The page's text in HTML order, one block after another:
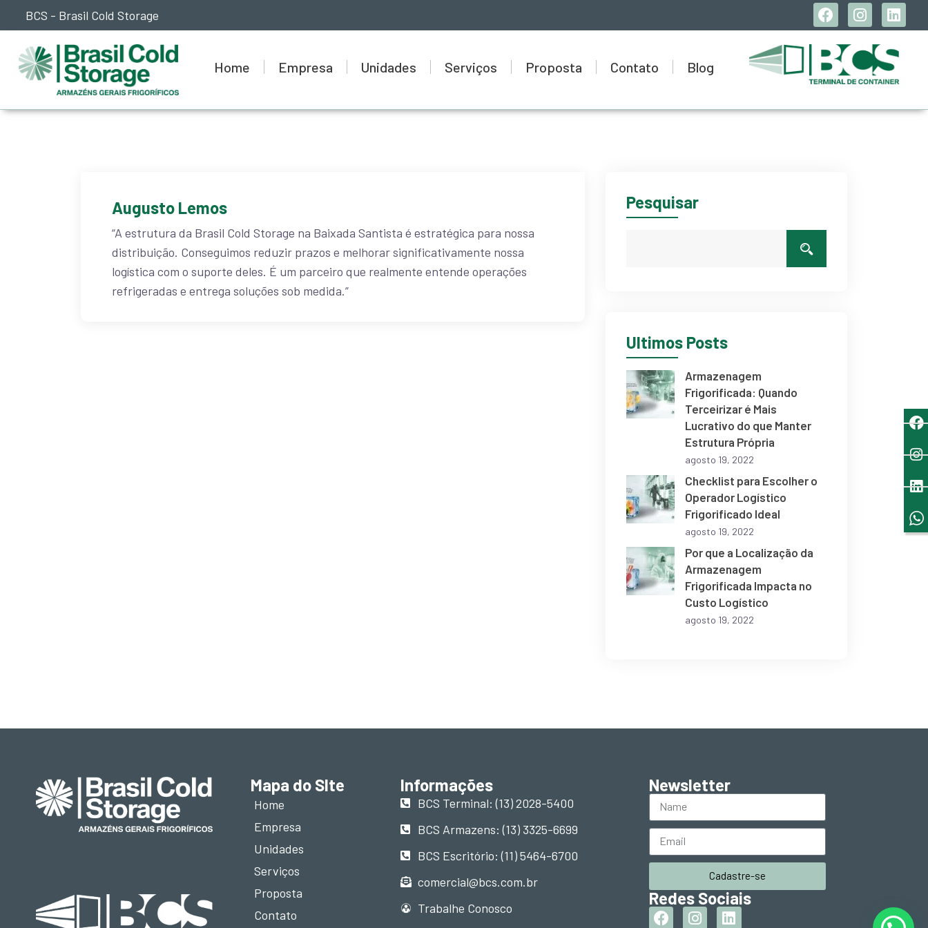
BCS - Brasil Cold Storage
Home Empresa Unidades Serviços Proposta Contato Blog
Augusto Lemos
“A estrutura da Brasil Cold Storage na Baixada Santista é estratégica para nossa
distribuição. Conseguimos reduzir prazos e melhorar significativamente nossa
logística com o suporte deles. É um parceiro que realmente entende operações
refrigeradas e entrega soluções sob medida.”
Pesquisar
Últimos Posts
Armazenagem
Frigorificada: Quando
Terceirizar é Mais
Lucrativo do que Manter
Estrutura Própria
agosto 19, 2022
Checklist para Escolher o
Operador Logístico
Frigorificado Ideal
agosto 19, 2022
Por que a Localização da
Armazenagem
Frigorificada Impacta no
Custo Logístico
agosto 19, 2022
Mapa do SIte
Home
Empresa
Unidades
Serviços
Proposta
Contato
Informações
BCS Terminal: (13) 2028-5400
BCS Armazens: (13) 3325-6699
BCS Escritório: (11) 5464-6700
comercial@bcs.com.br
Trabalhe Conosco
Newsletter
Cadastre-se
Redes Sociais